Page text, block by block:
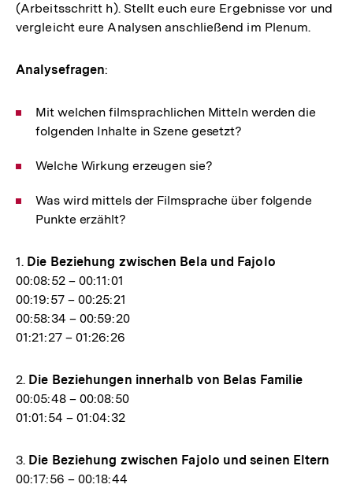
(Arbeitsschritt h). Stellt euch eure Ergebnisse vor und
vergleicht eure Analysen anschließend im Plenum.
Analysefragen:
Mit welchen filmsprachlichen Mitteln werden die
folgenden Inhalte in Szene gesetzt?
Welche Wirkung erzeugen sie?
Was wird mittels der Filmsprache über folgende
Punkte erzählt?
1. Die Beziehung zwischen Bela und Fajolo
00:08:52 – 00:11:01
00:19:57 – 00:25:21
00:58:34 – 00:59:20
01:21:27 – 01:26:26
2. Die Beziehungen innerhalb von Belas Familie
00:05:48 – 00:08:50
01:01:54 – 01:04:32
3. Die Beziehung zwischen Fajolo und seinen Eltern
00:17:56 – 00:18:44